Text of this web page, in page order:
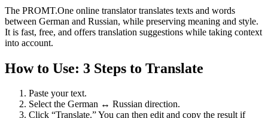
The PROMT.One online translator translates texts and words
between German and Russian, while preserving meaning and style.
It is fast, free, and offers translation suggestions while taking context
into account.
How to Use: 3 Steps to Translate
Paste your text.
Select the German ↔ Russian direction.
Click “Translate.” You can then edit and copy the result if